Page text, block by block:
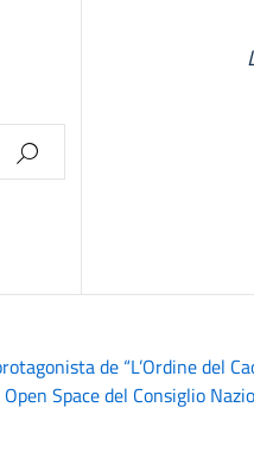
de “L’Ordine del
Open Space del Consiglio